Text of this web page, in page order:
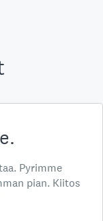
Pyrimme
pian. Kiitos